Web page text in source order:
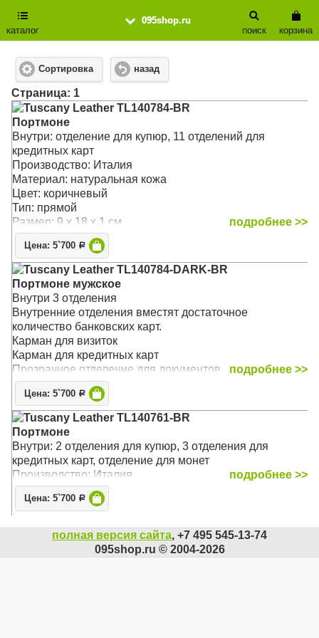
095shop.ru
каталог
корзина
поиск
Сортировка назад
Cтраница: 1
Tuscany Leather TL140784-BR
Портмоне
Внутри: отделение для купюр, 11 отделений для
кредитных карт
Производство: Италия
Материал: натуральная кожа
Цвет: коричневый
Тип: прямой
Размер: 9 x 18 x 1 см
подробнее >>
Цена: 5`700 Р
Tuscany Leather TL140784-DARK-BR
Портмоне мужское
Внутри 3 отделения
Внутренние отделения вместят достаточное
количество банковских карт.
Карман для визиток
Карман для кредитных карт
Прозрачное отделение для документов
подробнее >>
Цена: 5`700 Р
Tuscany Leather TL140761-BR
Портмоне
Внутри: 2 отделения для купюр, 3 отделения для
кредитных карт, отделение для монет
Производство: Италия
подробнее >>
Цена: 5`700 Р
полная версия сайта, +7 495 545-13-74
095shop.ru © 2004-2026